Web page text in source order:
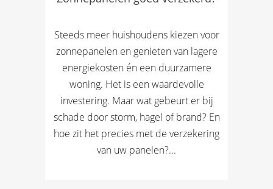
Steeds meer huishoudens kiezen voor
zonnepanelen en genieten van lagere
energiekosten én een duurzamere
woning. Het is een waardevolle
investering. Maar wat gebeurt er bij
schade door storm, hagel of brand? En
hoe zit het precies met de verzekering
van uw panelen?...